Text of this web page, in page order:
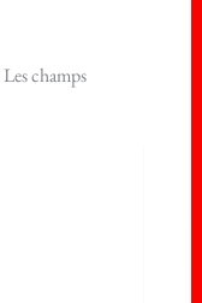
Les champs